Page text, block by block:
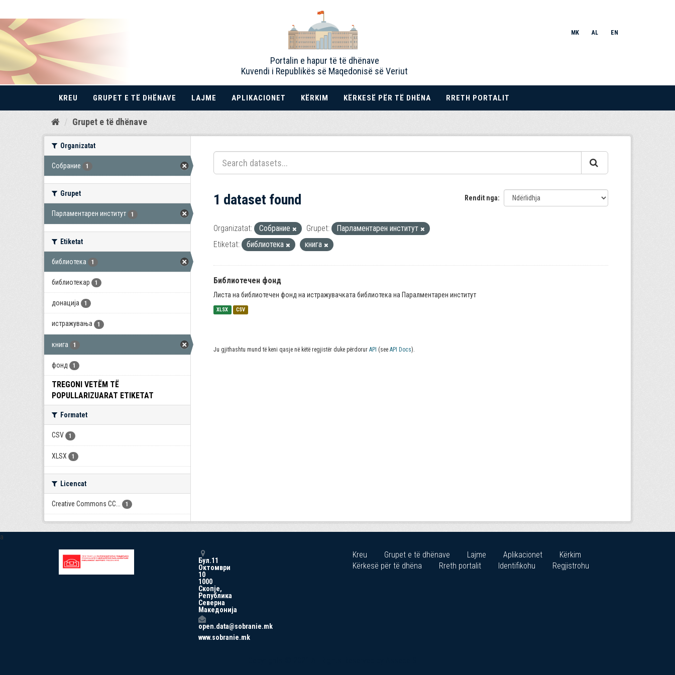
Kalo
Portalin e hapur të të dhënave
Kuvendi i Republikës së Maqedonisë së Veriut
MK AL EN
KREU GRUPET E TË DHËNAVE LAJME APLIKACIONET KËRKIM KËRKESË PËR TË DHËNA RRETH PORTALIT
Grupet e të dhënave
Organizatat
Собрание 1
Grupet
Парламентарен институт 1
Etiketat
библиотека 1
библиотекар 1
донација 1
истражувања 1
книга 1
фонд 1
TREGONI VETËM TË
POPULLARIZUARAT ETIKETAT
Formatet
CSV 1
XLSX 1
Licencat
Creative Commons CC... 1
Rendit nga
1 dataset found
Organizatat: Собрание Grupet:
Парламентарен институт
Etiketat:
библиотека книга
Библиотечен фонд
Листа на библиотечен фонд на истражувачката библиотека на Паралментарен институт
XLSX CSV
Ju gjithashtu mund të keni qasje në këtë regjistër duke përdorur API (see API Docs).
a
Бул.11
Октомври
10
1000
Скопје,
Република
Северна
Македонија
open.data@sobranie.mk
www.sobranie.mk
Kreu Grupet e të dhënave Lajme Aplikacionet
Kërkim
Kërkesë për të dhëna
Rreth portalit Identifikohu Regjistrohu